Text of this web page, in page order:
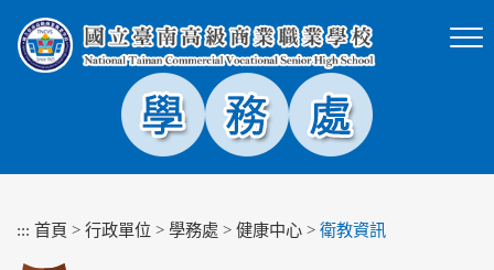
塊
::: 首頁 > 行政單位 > 學務處 > 健康中心 > 衛教資訊